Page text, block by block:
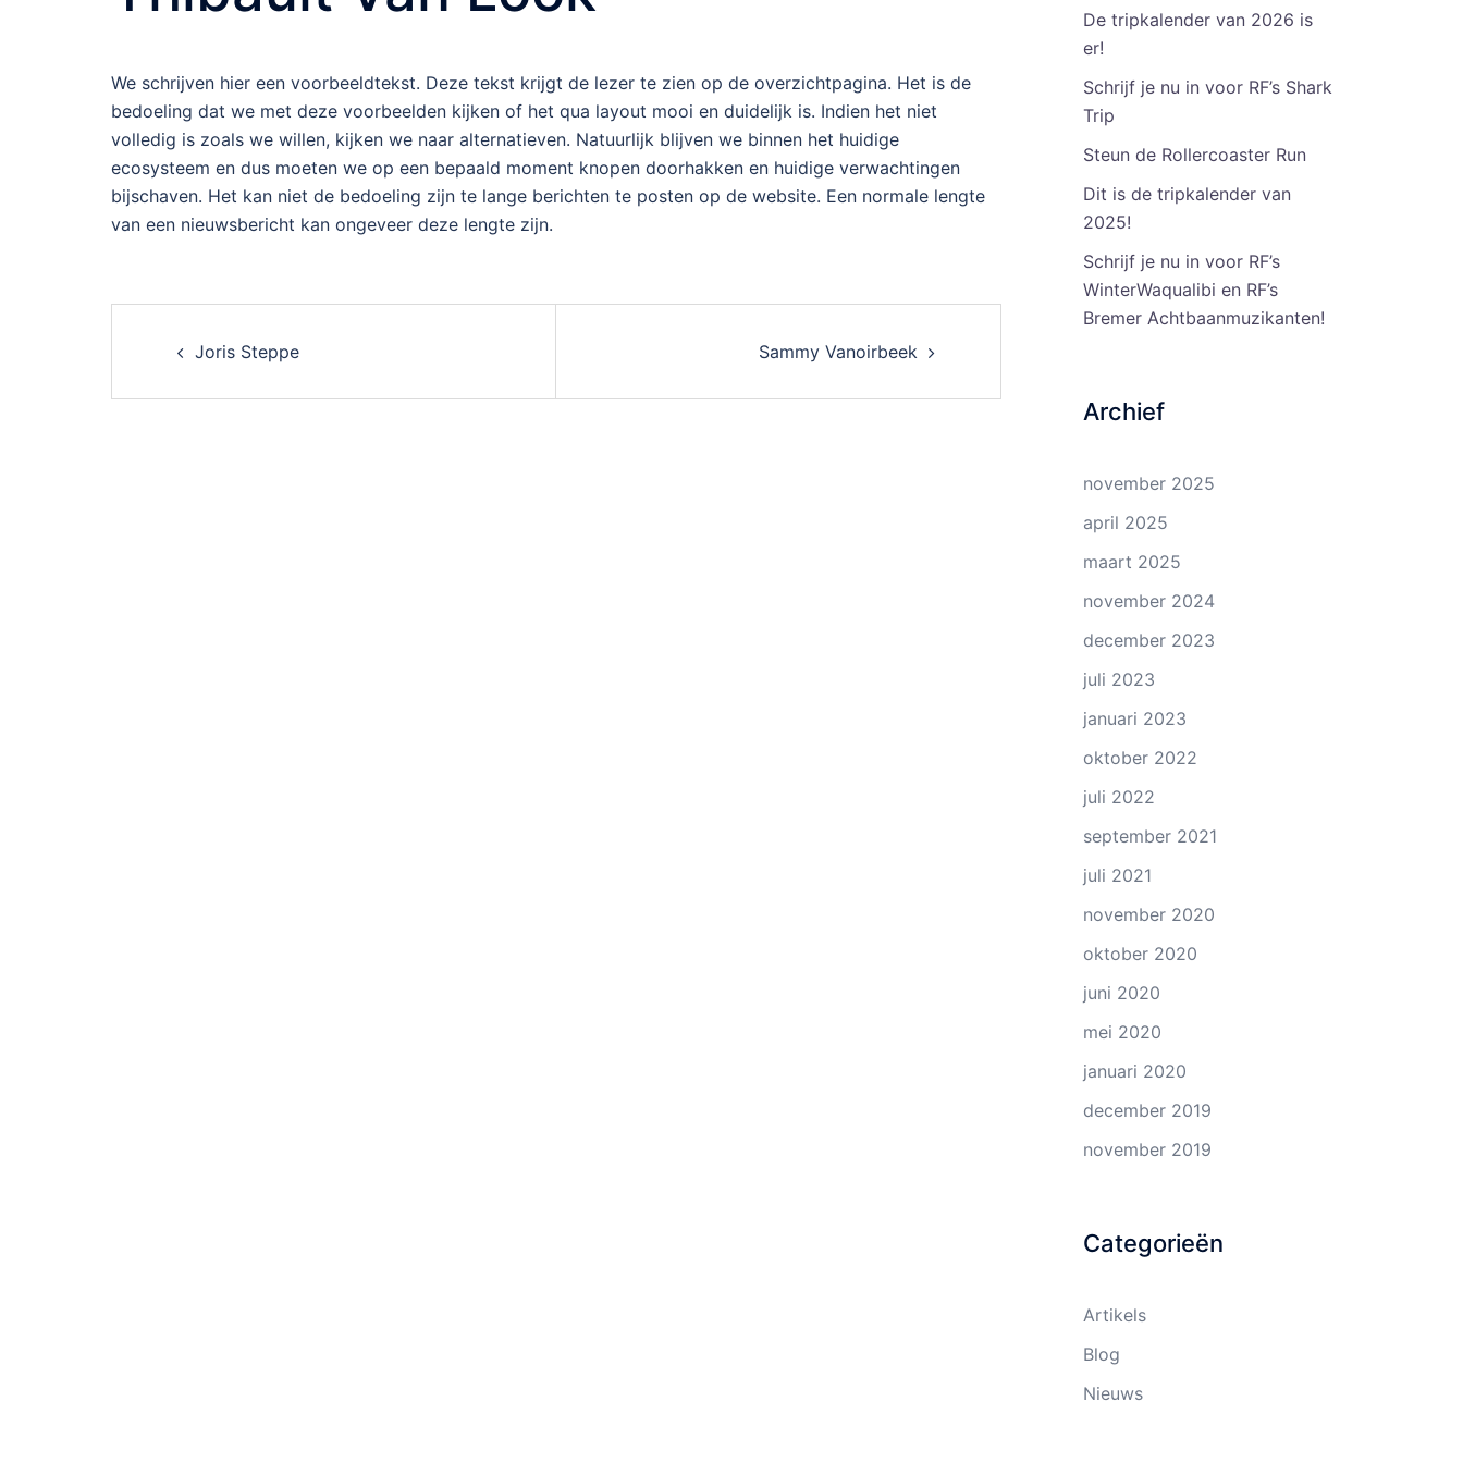
We schrijven hier een voorbeeldtekst. Deze tekst krijgt de lezer te zien op de overzichtpagina. Het is de
bedoeling dat we met deze voorbeelden kijken of het qua layout mooi en duidelijk is. Indien het niet
volledig is zoals we willen, kijken we naar alternatieven. Natuurlijk blijven we binnen het huidige
ecosysteem en dus moeten we op een bepaald moment knopen doorhakken en huidige verwachtingen
bijschaven. Het kan niet de bedoeling zijn te lange berichten te posten op de website. Een normale lengte
van een nieuwsbericht kan ongeveer deze lengte zijn.
navigation
Joris Steppe Sammy Vanoirbeek
De tripkalender van 2026 is
er!
Schrijf je nu in voor RF’s Shark
Trip
Steun de Rollercoaster Run
Dit is de tripkalender van
2025!
Schrijf je nu in voor RF’s
WinterWaqualibi en RF’s
Bremer Achtbaanmuzikanten!
Archief
november 2025
april 2025
maart 2025
november 2024
december 2023
juli 2023
januari 2023
oktober 2022
juli 2022
september 2021
juli 2021
november 2020
oktober 2020
juni 2020
mei 2020
januari 2020
december 2019
november 2019
Categorieën
Artikels
Blog
Nieuws